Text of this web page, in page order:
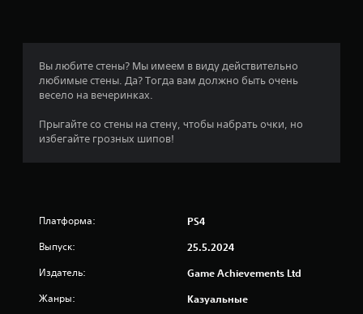
:
2
1
и
т
Вы любите стены? Мы имеем в виду действительно
любимые стены. Да? Тогда вам должно быть очень
весело на вечеринках.
Прыгайте со стены на стену, чтобы набрать очки, но
избегайте грозных шипов!
Платформа: PS4
Выпуск: 25.5.2024
Издатель: Game Achievements Ltd
Жанры: Казуальные